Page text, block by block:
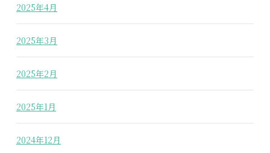
2025年4月
2025年3月
2025年2月
2025年1月
2024年12月